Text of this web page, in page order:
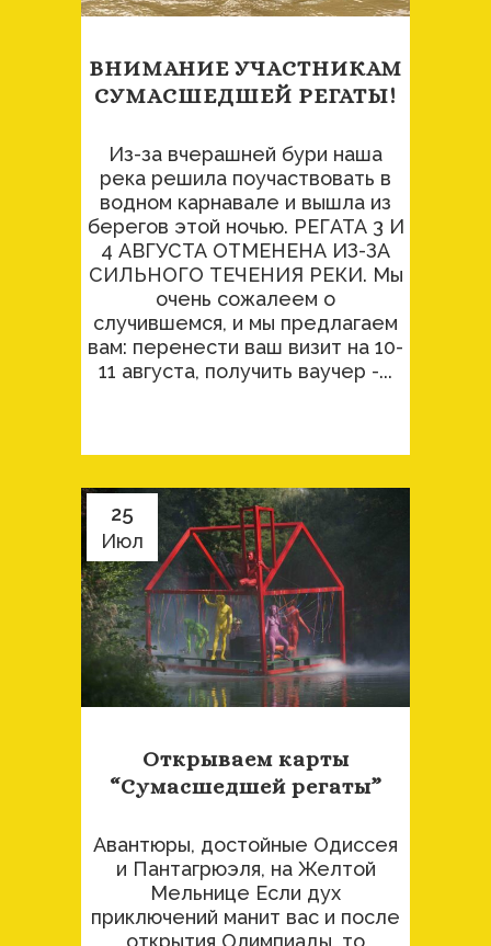
ВНИМАНИЕ УЧАСТНИКАМ
СУМАСШЕДШЕЙ РЕГАТЫ!
Из-за вчерашней бури наша
река решила поучаствовать в
водном карнавале и вышла из
берегов этой ночью. РЕГАТА 3 И
4 АВГУСТА ОТМЕНЕНА ИЗ-ЗА
СИЛЬНОГО ТЕЧЕНИЯ РЕКИ. Мы
очень сожалеем о
случившемся, и мы предлагаем
вам: перенести ваш визит на 10-
11 августа, получить ваучер -...
25
Июл
Открываем карты
“Сумасшедшей регаты”
Авантюры, достойные Одиссея
и Пантагрюэля, на Желтой
Мельнице Если дух
приключений манит вас и после
открытия Олимпиады, то